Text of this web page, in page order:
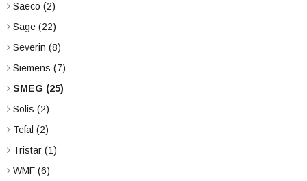
Saeco (2)
Sage (22)
Severin (8)
Siemens (7)
SMEG (25)
Solis (2)
Tefal (2)
Tristar (1)
WMF (6)